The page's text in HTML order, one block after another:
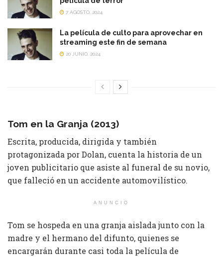
7 AGOSTO, 2024
La película de culto para aprovechar en
streaming este fin de semana
20 JUNIO, 2024
Tom en la Granja (2013)
Escrita, producida, dirigida y también
protagonizada por Dolan, cuenta la historia de un
joven publicitario que asiste al funeral de su novio,
que falleció en un accidente automovilístico.
ANUNCIO
Tom se hospeda en una granja aislada junto con la
madre y el hermano del difunto, quienes se
encargarán durante casi toda la película de